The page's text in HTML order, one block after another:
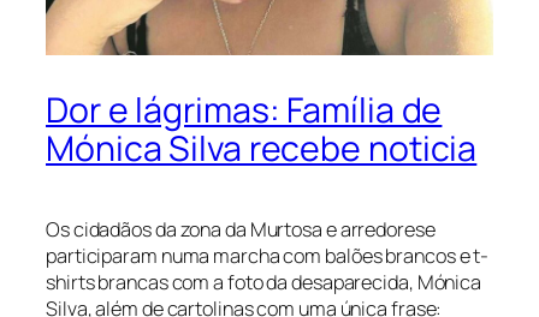
Dor e lágrimas: Família de
Mónica Silva recebe noticia
Os cidadãos da zona da Murtosa e arredorese
participaram numa marcha com balões brancos e t-
shirts brancas com a foto da desaparecida, Mónica
Silva, além de cartolinas com uma única frase: